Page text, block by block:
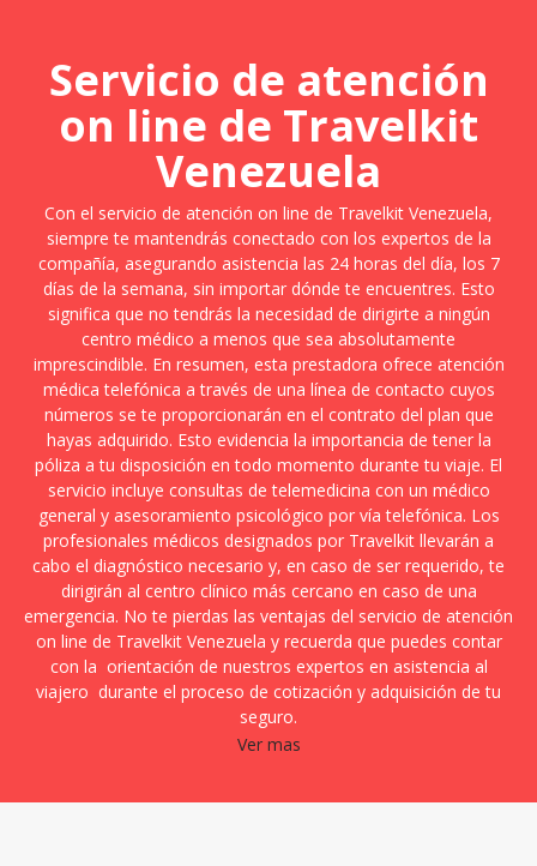
Servicio de atención
on line de Travelkit
Venezuela
Con el servicio de atención on line de Travelkit Venezuela,
siempre te mantendrás conectado con los expertos de la
compañía, asegurando asistencia las 24 horas del día, los 7
días de la semana, sin importar dónde te encuentres. Esto
significa que no tendrás la necesidad de dirigirte a ningún
centro médico a menos que sea absolutamente
imprescindible. En resumen, esta prestadora ofrece atención
médica telefónica a través de una línea de contacto cuyos
números se te proporcionarán en el contrato del plan que
hayas adquirido. Esto evidencia la importancia de tener la
póliza a tu disposición en todo momento durante tu viaje. El
servicio incluye consultas de telemedicina con un médico
general y asesoramiento psicológico por vía telefónica. Los
profesionales médicos designados por Travelkit llevarán a
cabo el diagnóstico necesario y, en caso de ser requerido, te
dirigirán al centro clínico más cercano en caso de una
emergencia. No te pierdas las ventajas del servicio de atención
on line de Travelkit Venezuela y recuerda que puedes contar
con la orientación de nuestros expertos en asistencia al
viajero durante el proceso de cotización y adquisición de tu
seguro.
Ver mas